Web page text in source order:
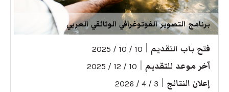
برنامج التصوير الفوتوغرافي الوثائقي العربي
فتح باب التقديم 10 / 10 / 2025
آخر موعد للتقديم 10 / 12 / 2025
إعلان النتائج 3 / 4 / 2026